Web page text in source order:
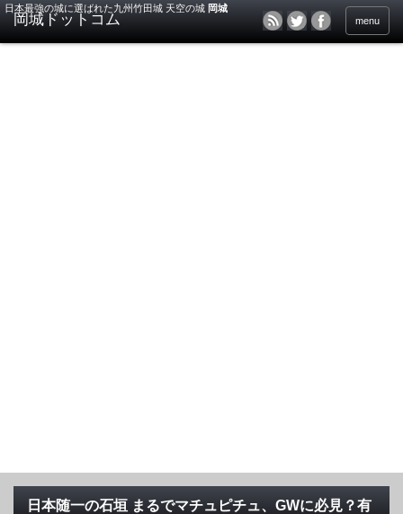
日本最強の城に選ばれた九州竹田城 天空の城 岡城
menu
日本随一の石垣 まるでマチュピチュ、GWに必見？有